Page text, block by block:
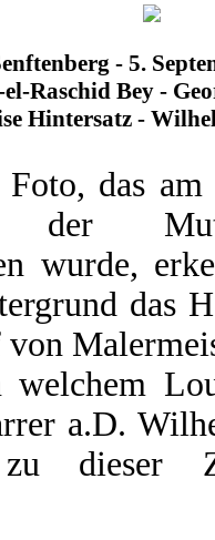
- 5.
Raschid Bey -
Hintersatz -
das am
der
wurde,
das
welchem
a.D.
zu dieser